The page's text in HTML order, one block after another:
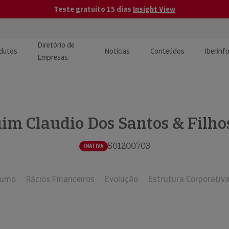
Teste gratuito 15 dias Insight View
e Monitorização de
Diretório de
Empresas
Notícias Conteúdos
| Estudos e
Claudio Dos Santos &
INATIVA 501200703
Rácios Financeiros Evolução Estrutura Corporativa